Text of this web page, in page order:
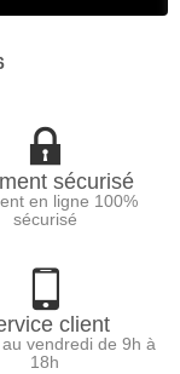
sécurisé
en ligne 100%
sécurisé
client
vendredi de 9h à
18h